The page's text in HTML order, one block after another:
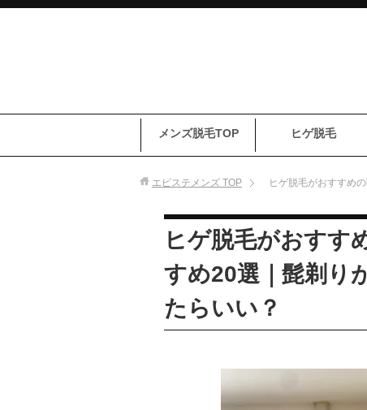
メンズ脱毛TOP ヒゲ脱毛
エピステメンズ TOP ヒゲ脱毛がおすすめ
ヒゲ脱毛がおすす
すめ20選｜髭剃り
たらいい？